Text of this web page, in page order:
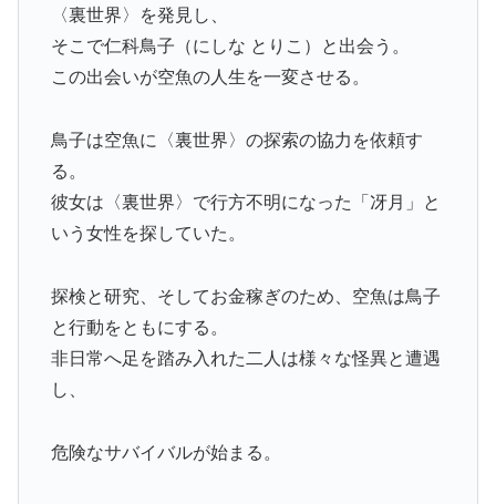
〈裏世界〉を発見し、
そこで仁科鳥子（にしな とりこ）と出会う。
この出会いが空魚の人生を一変させる。
鳥子は空魚に〈裏世界〉の探索の協力を依頼す
る。
彼女は〈裏世界〉で行方不明になった「冴月」と
いう女性を探していた。
探検と研究、そしてお金稼ぎのため、空魚は鳥子
と行動をともにする。
非日常へ足を踏み入れた二人は様々な怪異と遭遇
し、
危険なサバイバルが始まる。